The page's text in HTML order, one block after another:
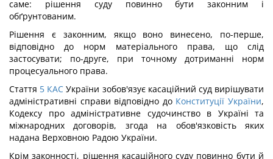
саме: рішення суду повинно бути законним і
обґрунтованим.
Рішення є законним, якщо воно винесено, по-перше,
відповідно до норм матеріального права, що слід
застосувати; по-друге, при точному дотриманні норм
процесуального права.
Стаття 5 КАС України зобов'язує касаційний суд вирішувати
адміністративні справи відповідно до Конституції України,
Кодексу про адміністративне судочинство в Україні та
міжнародних договорів, згода на обов'язковість яких
надана Верховною Радою України.
Крім законності, рішення касаційного суду повинно бути й